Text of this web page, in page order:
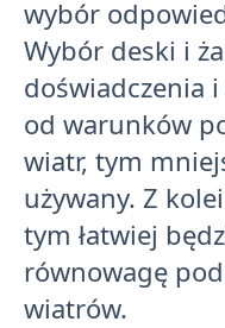
wybór
Wybór deski i
doświadczenia
od warunków
wiatr, tym
używany. Z
tym łatwiej
równowagę
wiatrów.